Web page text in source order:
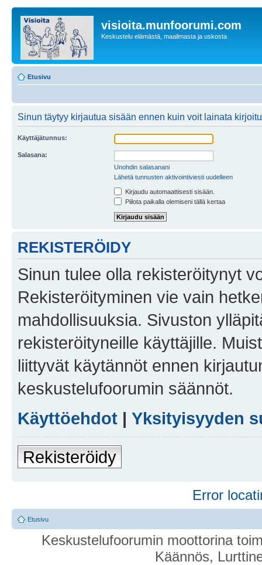
visioita.munfoorumi.com
Keskustelu elämästä, maailmasta ja uskosta
Etusivu
Sinun täytyy kirjautua sisään ennen kuin voit lainata
Käyttäjätunnus:
Salasana:
Unohdin salasanani
Lähetä tunnusten aktivointiviesti uudelleen
Kirjaudu automaattisesti sisään.
Piilota paikalla olemiseni tällä kertaa
REKISTERÖIDY
Sinun tulee olla rekisteröitynyt
Rekisteröityminen vie vain
mahdollisuuksia. Sivuston
rekisteröityneille käyttäjille.
liittyvät käytännöt ennen
keskustelufoorumin säännöt.
Käyttöehdot | Yksityisyyden
Rekisteröidy
Error
Etusivu
Keskustelufoorumin moottorina
Käännös,